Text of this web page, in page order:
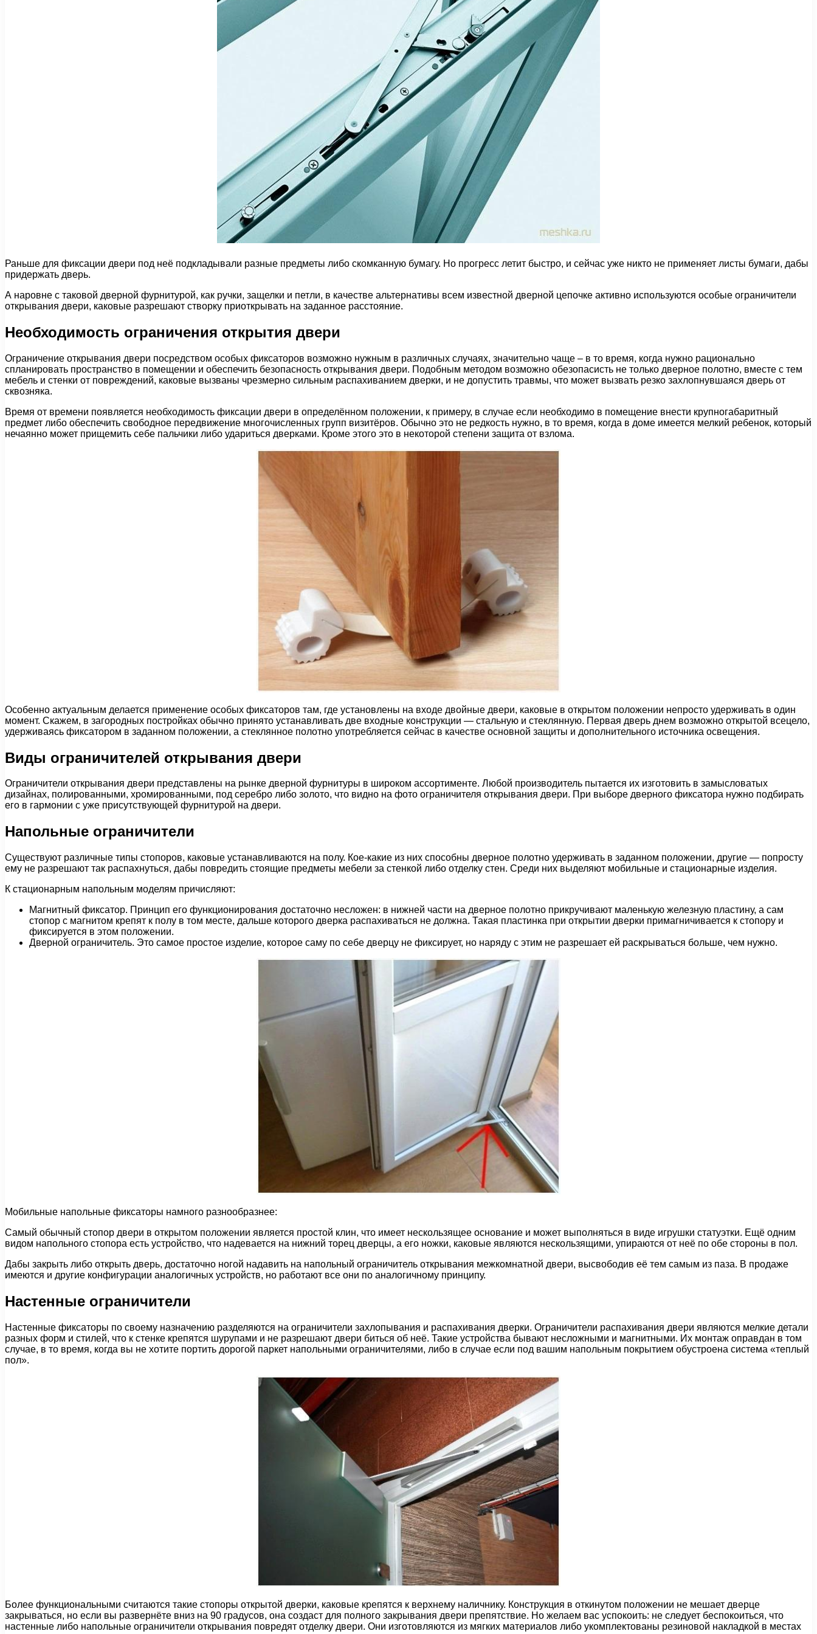
Раньше для фиксации двери под неё подкладывали разные предметы либо скомканную бумагу. Но прогресс летит быстро, и сейчас уже никто не применяет листы бумаги, дабы
придержать дверь.
А наровне с таковой дверной фурнитурой, как ручки, защелки и петли, в качестве альтернативы всем известной дверной цепочке активно используются особые ограничители
открывания двери, каковые разрешают створку приоткрывать на заданное расстояние.
Необходимость ограничения открытия двери
Ограничение открывания двери посредством особых фиксаторов возможно нужным в различных случаях, значительно чаще – в то время, когда нужно рационально
спланировать пространство в помещении и обеспечить безопасность открывания двери. Подобным методом возможно обезопасисть не только дверное полотно, вместе с тем
мебель и стенки от повреждений, каковые вызваны чрезмерно сильным распахиванием дверки, и не допустить травмы, что может вызвать резко захлопнувшаяся дверь от
сквозняка.
Время от времени появляется необходимость фиксации двери в определённом положении, к примеру, в случае если необходимо в помещение внести крупногабаритный
предмет либо обеспечить свободное передвижение многочисленных групп визитёров. Обычно это не редкость нужно, в то время, когда в доме имеется мелкий ребенок, который
нечаянно может прищемить себе пальчики либо удариться дверками. Кроме этого это в некоторой степени защита от взлома.
Особенно актуальным делается применение особых фиксаторов там, где установлены на входе двойные двери, каковые в открытом положении непросто удерживать в один
момент. Скажем, в загородных постройках обычно принято устанавливать две входные конструкции — стальную и стеклянную. Первая дверь днем возможно открытой всецело,
удерживаясь фиксатором в заданном положении, а стеклянное полотно употребляется сейчас в качестве основной защиты и дополнительного источника освещения.
Виды ограничителей открывания двери
Ограничители открывания двери представлены на рынке дверной фурнитуры в широком ассортименте. Любой производитель пытается их изготовить в замысловатых
дизайнах, полированными, хромированными, под серебро либо золото, что видно на фото ограничителя открывания двери. При выборе дверного фиксатора нужно подбирать
его в гармонии с уже присутствующей фурнитурой на двери.
Напольные ограничители
Существуют различные типы стопоров, каковые устанавливаются на полу. Кое-какие из них способны дверное полотно удерживать в заданном положении, другие — попросту
ему не разрешают так распахнуться, дабы повредить стоящие предметы мебели за стенкой либо отделку стен. Среди них выделяют мобильные и стационарные изделия.
К стационарным напольным моделям причисляют:
Магнитный фиксатор. Принцип его функционирования достаточно несложен: в нижней части на дверное полотно прикручивают маленькую железную пластину, а сам
стопор с магнитом крепят к полу в том месте, дальше которого дверка распахиваться не должна. Такая пластинка при открытии дверки примагничивается к стопору и
фиксируется в этом положении.
Дверной ограничитель. Это самое простое изделие, которое саму по себе дверцу не фиксирует, но наряду с этим не разрешает ей раскрываться больше, чем нужно.
Мобильные напольные фиксаторы намного разнообразнее:
Самый обычный стопор двери в открытом положении является простой клин, что имеет нескользящее основание и может выполняться в виде игрушки статуэтки. Ещё одним
видом напольного стопора есть устройство, что надевается на нижний торец дверцы, а его ножки, каковые являются нескользящими, упираются от неё по обе стороны в пол.
Дабы закрыть либо открыть дверь, достаточно ногой надавить на напольный ограничитель открывания межкомнатной двери, высвободив её тем самым из паза. В продаже
имеются и другие конфигурации аналогичных устройств, но работают все они по аналогичному принципу.
Настенные ограничители
Настенные фиксаторы по своему назначению разделяются на ограничители захлопывания и распахивания дверки. Ограничители распахивания двери являются мелкие детали
разных форм и стилей, что к стенке крепятся шурупами и не разрешают двери биться об неё. Такие устройства бывают несложными и магнитными. Их монтаж оправдан в том
случае, в то время, когда вы не хотите портить дорогой паркет напольными ограничителями, либо в случае если под вашим напольным покрытием обустроена система «теплый
пол».
Более функциональными считаются такие стопоры открытой дверки, каковые крепятся к верхнему наличнику. Конструкция в откинутом положении не мешает дверце
закрываться, но если вы развернёте вниз на 90 градусов, она создаст для полного закрывания двери препятствие. Но желаем вас успокоить: не следует беспокоиться, что
настенные либо напольные ограничители открывания повредят отделку двери. Они изготовляются из мягких материалов либо укомплектованы резиновой накладкой в местах